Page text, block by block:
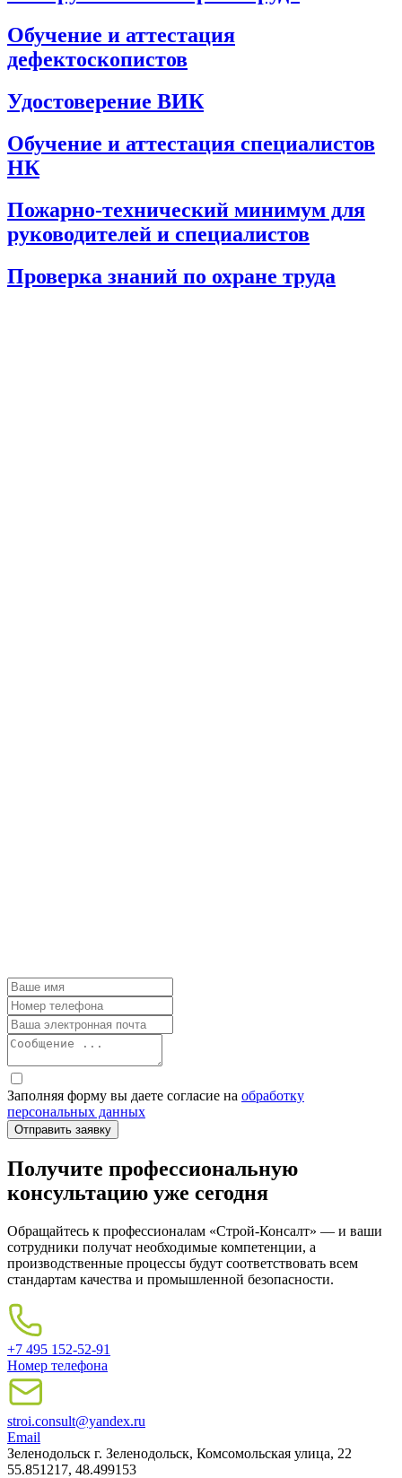
Обучение и аттестация
дефектоскопистов
Удостоверение ВИК
Обучение и аттестация специалистов
НК
Пожарно-технический минимум для
руководителей и специалистов
Проверка знаний по охране труда
Заполняя форму вы даете согласие на обработку
персональных данных
Получите профессиональную
консультацию уже сегодня
Обращайтесь к профессионалам «Строй-Консалт» — и ваши
сотрудники получат необходимые компетенции, а
производственные процессы будут соответствовать всем
стандартам качества и промышленной безопасности.
+7 495 152-52-91
Номер телефона
stroi.consult@yandex.ru
Email
Зеленодольск г. Зеленодольск, Комсомольская улица, 22
55.851217, 48.499153